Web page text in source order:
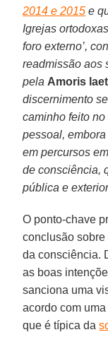
2014 e 2015 e
Igrejas
foro externo’,
readmissão aos
pela Amoris
discernimento
caminho feito
pessoal,
em percursos
de consciência,
pública e
O ponto-chave
conclusão sobre
da consciência.
as boas
sanciona uma
acordo com
que é típica da